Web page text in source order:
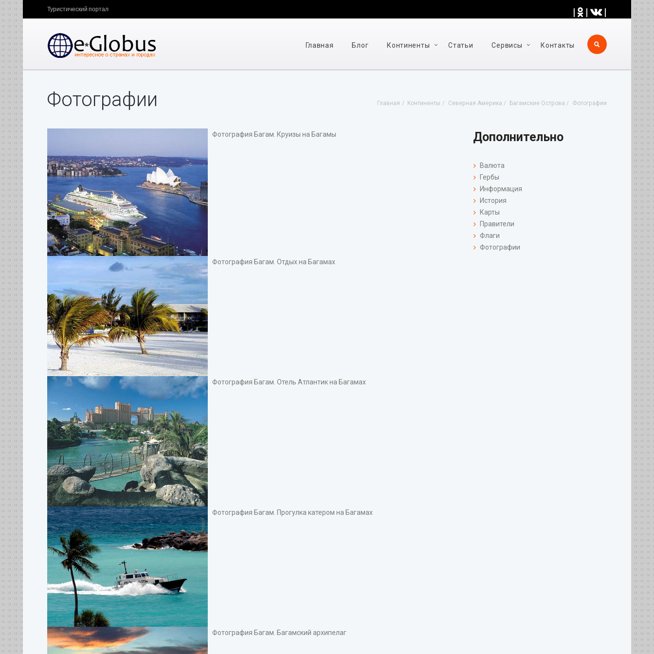
| | |
Туристический портал
Главная Блог Континенты Статьи Cервисы Контакты
Главная Континенты Северная Америка Багамские Острова Фотографии
Фотографии
Фотография Багам. Круизы на Багамы
Фотография Багам. Отдых на Багамах
Фотография Багам. Отель Атлантик на Багамах
Фотография Багам. Прогулка катером на Багамах
Фотография Багам. Багамский архипелаг
Дополнительно
Валюта
Гербы
Информация
История
Карты
Правители
Флаги
Фотографии